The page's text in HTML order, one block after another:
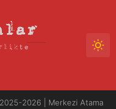
2026 | Merkezi Atama